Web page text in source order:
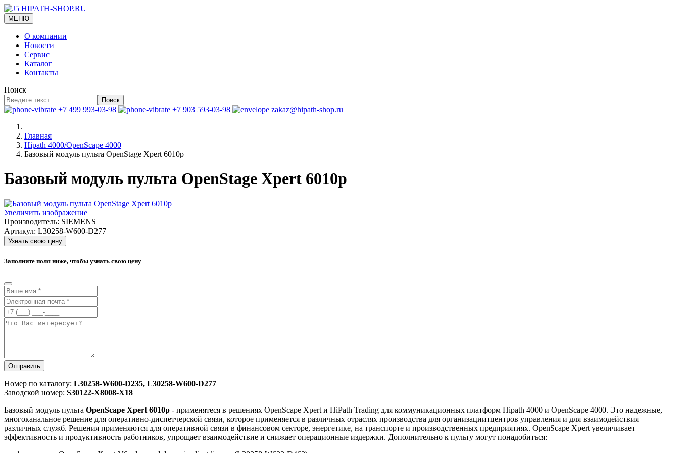
МЕНЮ
О компании
Новости
Сервис
Каталог
Контакты
Поиск
Поиск
+7 499 993-03-98 +7 903 593-03-98 zakaz@hipath-shop.ru
Главная
Hipath 4000/OpenScape 4000
Базовый модуль пульта OpenStage Xpert 6010p
Базовый модуль пульта OpenStage Xpert 6010p
Увеличить изображение
Производитель: SIEMENS
Артикул: L30258-W600-D277
Узнать свою цену
Заполните поля ниже, чтобы узнать свою цену
Отправить
Номер по каталогу: L30258-W600-D235, L30258-W600-D277
Заводской номер: S30122-X8008-X18
Базовый модуль пульта OpenScape Xpert 6010p - применятеся в решениях OpenScape Xpert и HiPath Trading для коммуникационных платформ Hipath 4000 и OpenScape 4000. Это надежные,
многоканальное решение для оперативно-диспетчерской связи, которое применяется в различных отраслях производства для организациитцентров управления и для взаимодействия
различных служб. Решения применяются для оперативной связи в финансовом секторе, энергетике, на транспорте и производственных предприятиях. OpenScape Xpert увеличивает
эффективность и продуктивность работников, упрощает взаимодействие и снижает операционные издержки. Дополнительно к пульту могут понадобиться: